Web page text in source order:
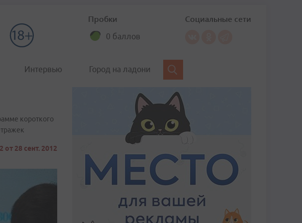
Пробки
0 баллов
Социальные сети
Интервью Город на ладони
короткого
28 сент. 2012